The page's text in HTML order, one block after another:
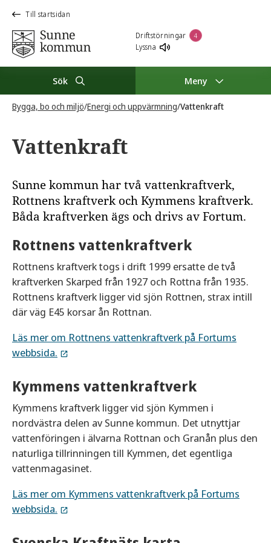
Till startsidan
Driftstörningar 4
Lyssna
Sök Meny
Bygga, bo och miljö/Energi och uppvärmning/Vattenkraft
Vattenkraft
Sunne kommun har två vattenkraftverk,
Rottnens kraftverk och Kymmens kraftverk.
Båda kraftverken ägs och drivs av Fortum.
Rottnens vattenkraftverk
Rottnens kraftverk togs i drift 1999 ersatte de två
kraftverken Skarped från 1927 och Rottna från 1935.
Rottnens kraftverk ligger vid sjön Rottnen, strax intill
där väg E45 korsar ån Rottnan.
Läs mer om Rottnens vattenkraftverk på Fortums
webbsida.
Kymmens vattenkraftverk
Kymmens kraftverk ligger vid sjön Kymmen i
nordvästra delen av Sunne kommun. Det utnyttjar
vattenföringen i älvarna Rottnan och Granån plus den
naturliga tillrinningen till Kymmen, det egentliga
vattenmagasinet.
Läs mer om Kymmens vattenkraftverk på Fortums
webbsida.